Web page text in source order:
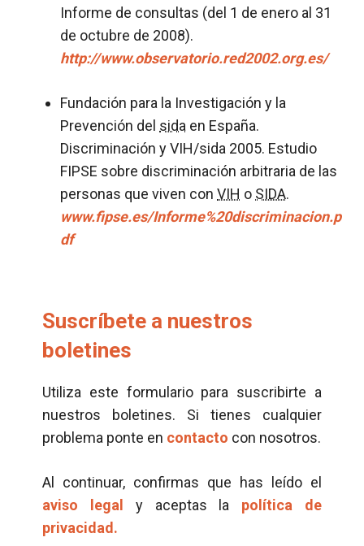
Informe de consultas (del 1 de enero al 31
de octubre de 2008).
http://www.observatorio.red2002.org.es/
Fundación para la Investigación y la
Prevención del sida en España.
Discriminación y VIH/sida 2005. Estudio
FIPSE sobre discriminación arbitraria de las
personas que viven con VIH o SIDA.
www.fipse.es/Informe%20discriminacion.p
df
Suscríbete a nuestros
boletines
Utiliza este formulario para suscribirte a
nuestros boletines. Si tienes cualquier
problema ponte en contacto con nosotros.
Al continuar, confirmas que has leído el
aviso legal
y aceptas la política de
privacidad.